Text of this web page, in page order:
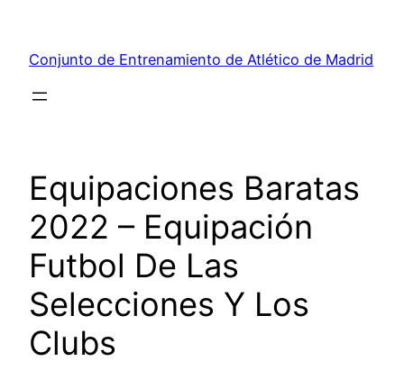
contenido
Conjunto de Entrenamiento de Atlético de Madrid
Equipaciones Baratas
2022 – Equipación
Futbol De Las
Selecciones Y Los
Clubs